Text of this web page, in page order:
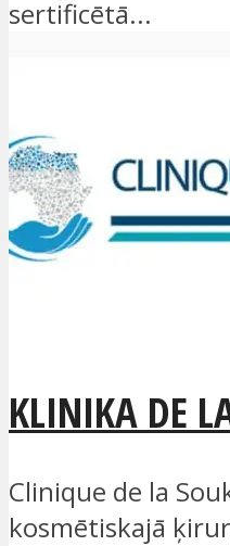
sertificētā...
KLINIKA DE
Clinique de la
kosmētiskajā